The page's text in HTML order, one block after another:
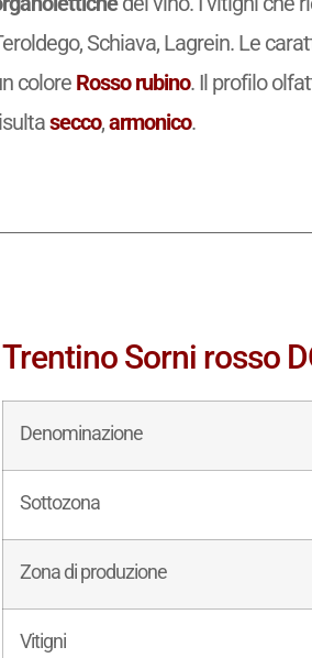
Schiava, Lagrein. Le
colore Rosso rubino. Il profilo
secco,armonico.
Trentino Sorni rosso
Denominazione
Sottozona
Zona di produzione
Vitigni